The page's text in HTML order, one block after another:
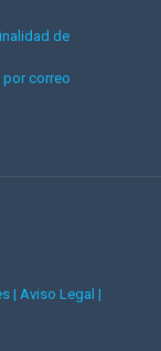
de
correo
| Aviso Legal |